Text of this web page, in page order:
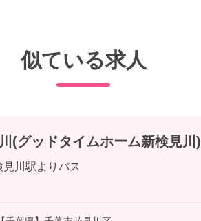
似ている求人
(グッドタイムホーム新検見川)
川駅よりバス